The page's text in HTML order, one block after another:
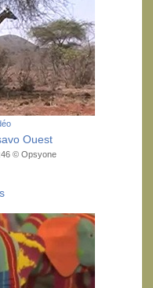
Ouest
© Opsyone